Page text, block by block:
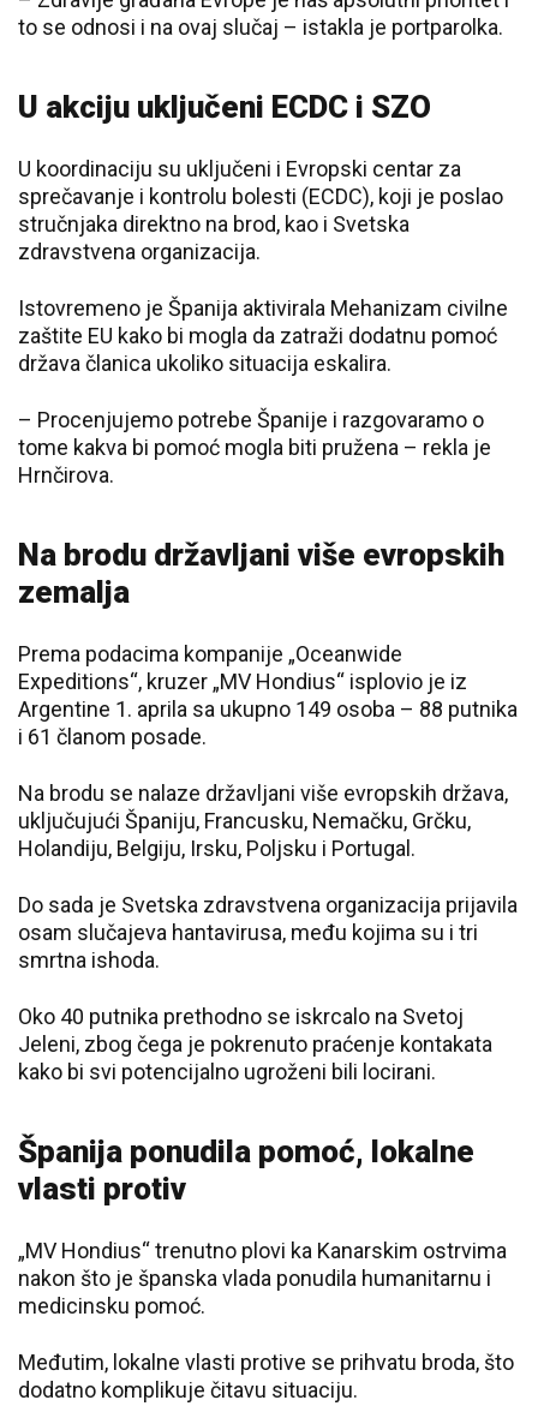
to se odnosi i na ovaj slučaj – istakla je portparolka.
U akciju uključeni ECDC i SZO
U koordinaciju su uključeni i Evropski centar za
sprečavanje i kontrolu bolesti (ECDC), koji je poslao
stručnjaka direktno na brod, kao i Svetska
zdravstvena organizacija.
Istovremeno je Španija aktivirala Mehanizam civilne
zaštite EU kako bi mogla da zatraži dodatnu pomoć
država članica ukoliko situacija eskalira.
– Procenjujemo potrebe Španije i razgovaramo o
tome kakva bi pomoć mogla biti pružena – rekla je
Hrnčirova.
Na brodu državljani više evropskih
zemalja
Prema podacima kompanije „Oceanwide
Expeditions“, kruzer „MV Hondius“ isplovio je iz
Argentine 1. aprila sa ukupno 149 osoba – 88 putnika
i 61 članom posade.
Na brodu se nalaze državljani više evropskih država,
uključujući Španiju, Francusku, Nemačku, Grčku,
Holandiju, Belgiju, Irsku, Poljsku i Portugal.
Do sada je Svetska zdravstvena organizacija prijavila
osam slučajeva hantavirusa, među kojima su i tri
smrtna ishoda.
Oko 40 putnika prethodno se iskrcalo na Svetoj
Jeleni, zbog čega je pokrenuto praćenje kontakata
kako bi svi potencijalno ugroženi bili locirani.
Španija ponudila pomoć, lokalne
vlasti protiv
„MV Hondius“ trenutno plovi ka Kanarskim ostrvima
nakon što je španska vlada ponudila humanitarnu i
medicinsku pomoć.
Međutim, lokalne vlasti protive se prihvatu broda, što
dodatno komplikuje čitavu situaciju.